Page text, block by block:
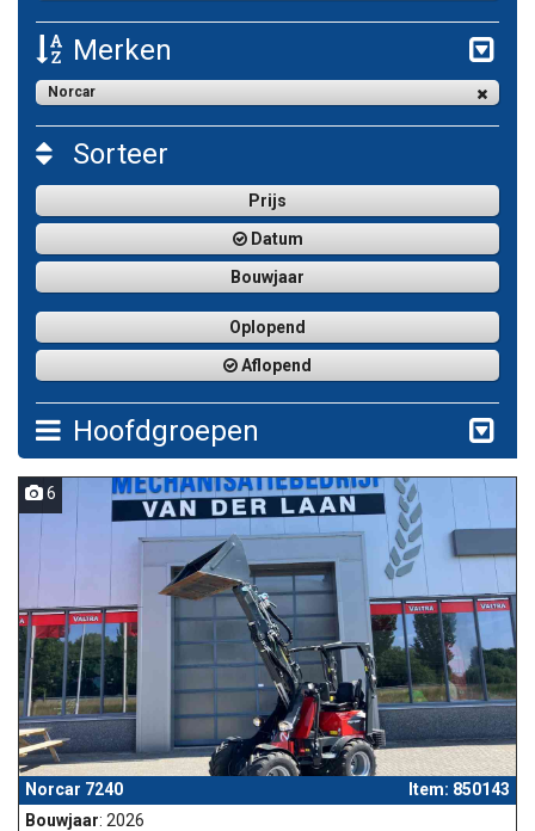
Merken
Norcar
Sorteer
Prijs
Datum
Bouwjaar
Oplopend
Aflopend
Hoofdgroepen
6
Norcar 7240
Item: 850143
Bouwjaar: 2026